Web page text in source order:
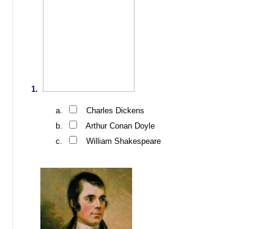
Charles Dickens
Arthur Conan Doyle
William Shakespeare